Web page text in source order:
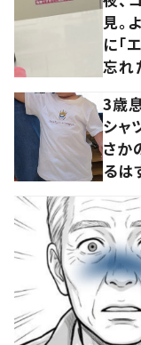
見。
に「
忘れ
3歳
シャ
さか
るは